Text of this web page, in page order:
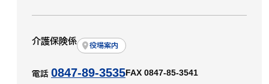
介護保険係 役場案内
電話 0847-89-3535 FAX 0847-85-3541